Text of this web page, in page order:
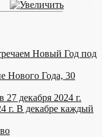
Новый Год под
Нового Года, 30
27 декабря 2024 г.
г. В декабре каждый